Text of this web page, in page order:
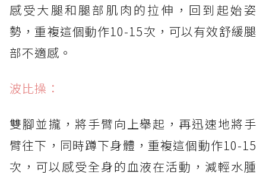
感受大腿和腿部肌肉的拉伸，回到起始姿
勢，重複這個動作10-15次，可以有效舒緩腿
部不適感。
波比操：
雙腳並攏，將手臂向上舉起，再迅速地將手
臂往下，同時蹲下身體，重複這個動作10-15
次，可以感受全身的血液在活動，減輕水腫